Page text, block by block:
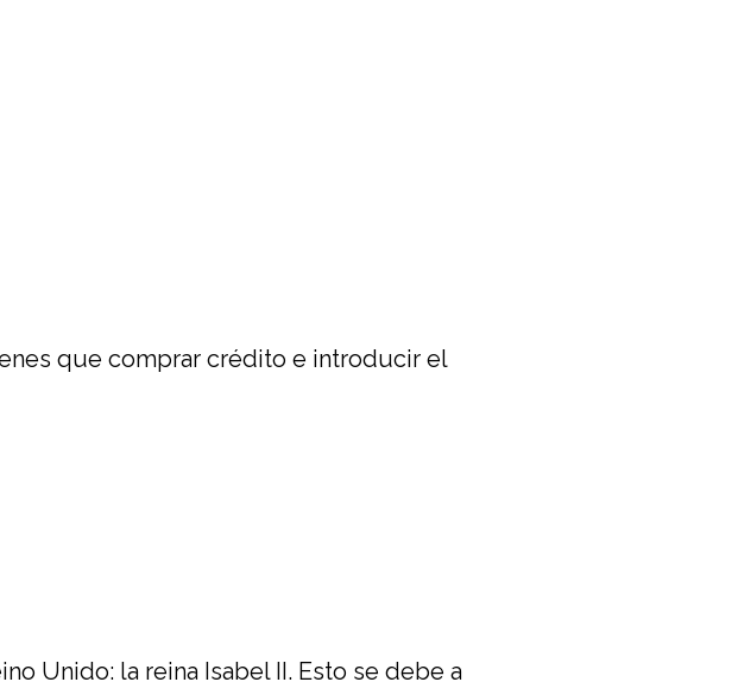
que comprar crédito e introducir el
Unido: la reina Isabel II. Esto se debe a